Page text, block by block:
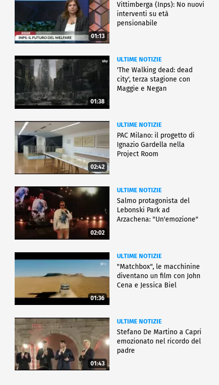
01:13
Vittimberga (Inps): No nuovi
interventi su età
pensionabile
01:38
ULTIME NOTIZIE
'The Walking dead: dead
city', terza stagione con
Maggie e Negan
02:42
ULTIME NOTIZIE
PAC Milano: il progetto di
Ignazio Gardella nella
Project Room
02:02
ULTIME NOTIZIE
Salmo protagonista del
Lebonski Park ad
Arzachena: "Un'emozione"
01:36
ULTIME NOTIZIE
"Matchbox", le macchinine
diventano un film con John
Cena e Jessica Biel
01:43
ULTIME NOTIZIE
Stefano De Martino a Capri
emozionato nel ricordo del
padre